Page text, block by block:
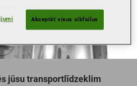
jūsu transportlīdzeklim
Akceptēt visus sīkfailus